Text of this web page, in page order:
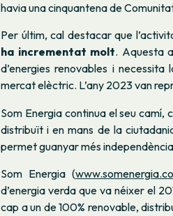
havia una cinquantena de
Per últim, cal destacar que
ha incrementat molt. Aquesta
d’energies renovables i
mercat elèctric. L’any 2023 van
Som Energia continua el seu camí,
distribuït i en mans de la
permet guanyar més
Som Energia (
d’energia verda que va néixer el
cap a un de 100% renovable,